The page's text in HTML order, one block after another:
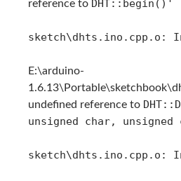
reference to DHT::begin()'
sketch\dhts.ino.cpp.o:
E:\arduino-
undefined reference to
unsigned char, unsigned
sketch\dhts.ino.cpp.o: